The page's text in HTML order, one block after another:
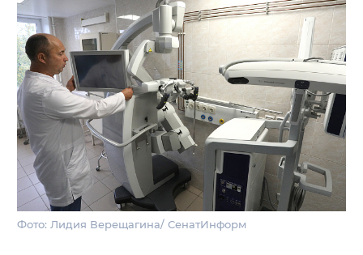
Фото: Лидия Верещагина/ СенатИнформ